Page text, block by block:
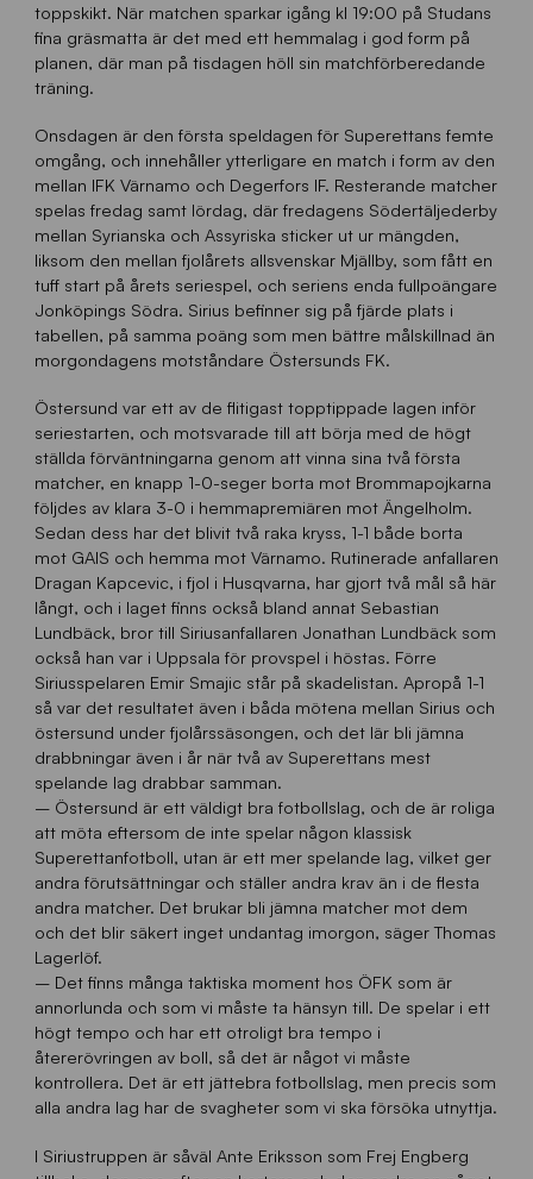
toppskikt. När matchen sparkar igång kl 19:00 på Studans
fina gräsmatta är det med ett hemmalag i god form på
planen, där man på tisdagen höll sin matchförberedande
träning.
Onsdagen är den första speldagen för Superettans femte
omgång, och innehåller ytterligare en match i form av den
mellan IFK Värnamo och Degerfors IF. Resterande matcher
spelas fredag samt lördag, där fredagens Södertäljederby
mellan Syrianska och Assyriska sticker ut ur mängden,
liksom den mellan fjolårets allsvenskar Mjällby, som fått en
tuff start på årets seriespel, och seriens enda fullpoängare
Jonköpings Södra. Sirius befinner sig på fjärde plats i
tabellen, på samma poäng som men bättre målskillnad än
morgondagens motståndare Östersunds FK.
Östersund var ett av de flitigast topptippade lagen inför
seriestarten, och motsvarade till att börja med de högt
ställda förväntningarna genom att vinna sina två första
matcher, en knapp 1-0-seger borta mot Brommapojkarna
följdes av klara 3-0 i hemmapremiären mot Ängelholm.
Sedan dess har det blivit två raka kryss, 1-1 både borta
mot GAIS och hemma mot Värnamo. Rutinerade anfallaren
Dragan Kapcevic, i fjol i Husqvarna, har gjort två mål så här
långt, och i laget finns också bland annat Sebastian
Lundbäck, bror till Siriusanfallaren Jonathan Lundbäck som
också han var i Uppsala för provspel i höstas. Förre
Siriusspelaren Emir Smajic står på skadelistan. Apropå 1-1
så var det resultatet även i båda mötena mellan Sirius och
östersund under fjolårssäsongen, och det lär bli jämna
drabbningar även i år när två av Superettans mest
spelande lag drabbar samman.
– Östersund är ett väldigt bra fotbollslag, och de är roliga
att möta eftersom de inte spelar någon klassisk
Superettanfotboll, utan är ett mer spelande lag, vilket ger
andra förutsättningar och ställer andra krav än i de flesta
andra matcher. Det brukar bli jämna matcher mot dem
och det blir säkert inget undantag imorgon, säger Thomas
Lagerlöf.
– Det finns många taktiska moment hos ÖFK som är
annorlunda och som vi måste ta hänsyn till. De spelar i ett
högt tempo och har ett otroligt bra tempo i
återerövringen av boll, så det är något vi måste
kontrollera. Det är ett jättebra fotbollslag, men precis som
alla andra lag har de svagheter som vi ska försöka utnyttja.
I Siriustruppen är såväl Ante Eriksson som Frej Engberg